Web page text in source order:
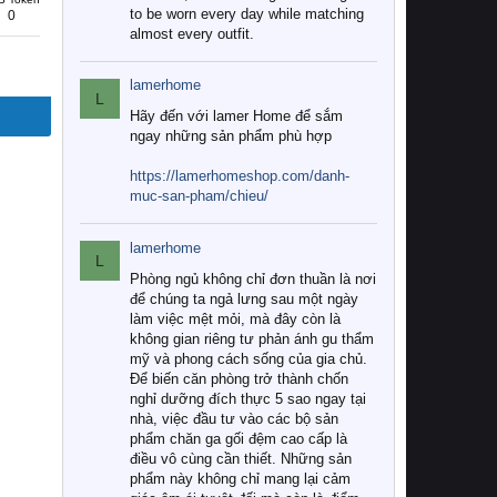
0
to be worn every day while matching
almost every outfit.
L
lamerhome
Hãy đến với lamer Home để sắm
ngay những sản phẩm phù hợp
https://lamerhomeshop.com/danh-
muc-san-pham/chieu/
L
lamerhome
Phòng ngủ không chỉ đơn thuần là nơi
để chúng ta ngả lưng sau một ngày
làm việc mệt mỏi, mà đây còn là
không gian riêng tư phản ánh gu thẩm
mỹ và phong cách sống của gia chủ.
Để biến căn phòng trở thành chốn
nghỉ dưỡng đích thực 5 sao ngay tại
nhà, việc đầu tư vào các bộ sản
phẩm chăn ga gối đệm cao cấp là
điều vô cùng cần thiết. Những sản
phẩm này không chỉ mang lại cảm